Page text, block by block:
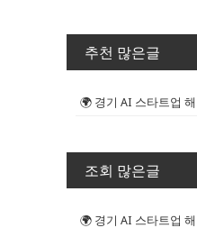
추천 많은글
조회 많은글